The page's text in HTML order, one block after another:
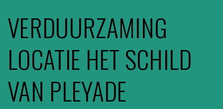
VERDUURZAMING
LOCATIE HET SCHILD
VAN PLEYADE